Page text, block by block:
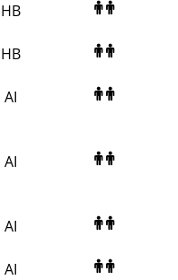
HB
HB
AI
AI
AI
AI